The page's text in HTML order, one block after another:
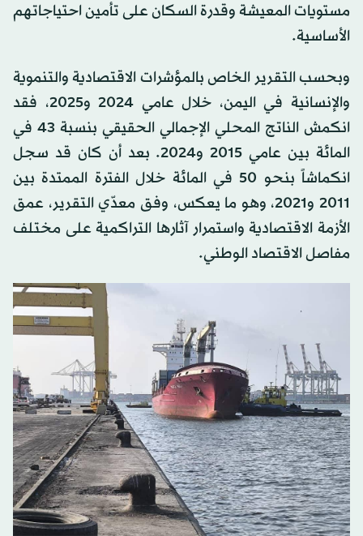
مستويات المعيشة وقدرة السكان على تأمين احتياجاتهم
الأساسية.
وبحسب التقرير الخاص بالمؤشرات الاقتصادية والتنموية
والإنسانية في اليمن، خلال عامي 2024 و2025، فقد
انكمش الناتج المحلي الإجمالي الحقيقي بنسبة 43 في
المائة بين عامي 2015 و2024. بعد أن كان قد سجل
انكماشاً بنحو 50 في المائة خلال الفترة الممتدة بين
2011 و2021، وهو ما يعكس، وفق معدّي التقرير، عمق
الأزمة الاقتصادية واستمرار آثارها التراكمية على مختلف
مفاصل الاقتصاد الوطني.